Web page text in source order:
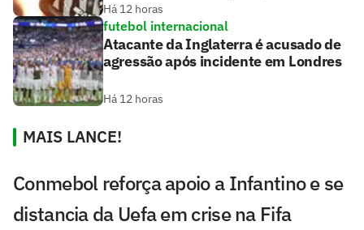
Há 12 horas
futebol internacional
Atacante da Inglaterra é acusado de
agressão após incidente em Londres
Há 12 horas
MAIS LANCE!
Conmebol reforça apoio a Infantino e se
distancia da Uefa em crise na Fifa